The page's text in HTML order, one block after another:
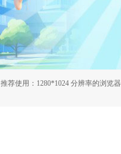
推荐使用：1280*1024 分辨率的浏览器